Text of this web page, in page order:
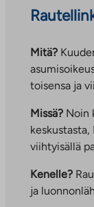
Mitä?
toisensa ja
Missä? Noin
keskustasta,
viihtyisällä
Kenelle?
ja